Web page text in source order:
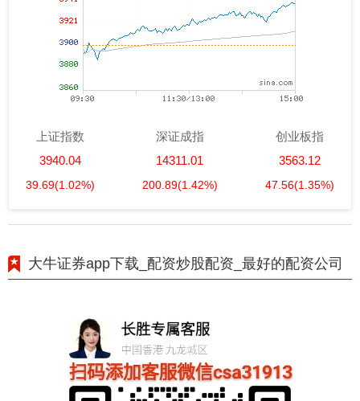
上证指数
3940.04
39.69(1.02%)
深证成指
14311.01
200.89(1.42%)
创业板指
3563.12
47.56(1.35%)
大牛证券app下载_配资炒股配资_最好的配资公司